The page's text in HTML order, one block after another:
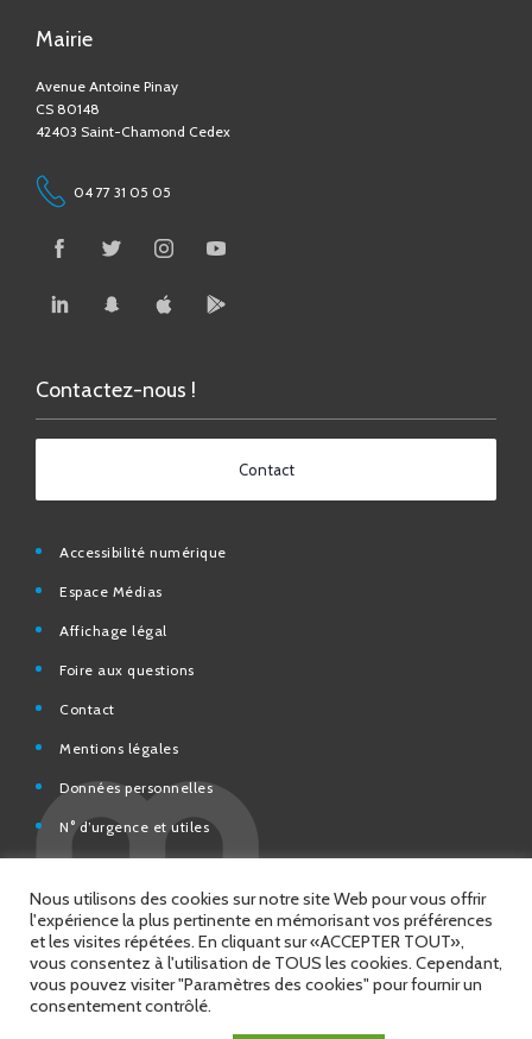
Avenue Antoine Pinay
04 77 31 05 05
Contact
Accessibilité numérique
Charte de modération et de bonne conduite des Réseaux
sociaux de la Ville de Saint-Chamond
© 2026 Copyright Ville de Saint-Chamond
Nous utilisons des cookies sur notre site Web pour vous offrir
l'expérience la plus pertinente en mémorisant vos préférences
et les visites répétées. En cliquant sur «ACCEPTER TOUT»,
vous consentez à l'utilisation de TOUS les cookies. Cependant,
vous pouvez visiter "Paramètres des cookies" pour fournir un
consentement contrôlé.